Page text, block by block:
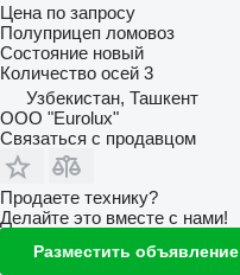
Цена по запросу
Полуприцеп ломовоз
Состояние новый
Количество осей 3
Узбекистан, Ташкент
ООО "Eurolux"
Связаться с продавцом
Продаете технику?
Делайте это вместе с нами!
Разместить объявление